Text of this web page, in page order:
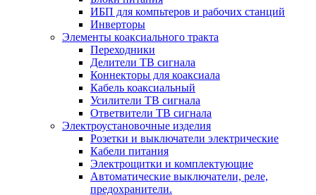
ИБП для компьтеров и рабочих станций
Инверторы
Элементы коаксиального тракта
Переходники
Делители ТВ сигнала
Коннекторы для коаксиала
Кабель коаксиальный
Усилители ТВ сигнала
Ответвители ТВ сигнала
Электроустановочные изделия
Розетки и выключатели электрические
Кабели питания
Электрощитки и комплектующие
Автоматические выключатели, реле,
предохранители.